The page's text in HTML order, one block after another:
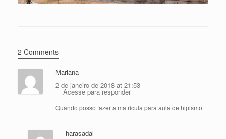
2 Comments
Mariana
2 de janeiro de 2018 at 21:53
Acesse para responder
Quando posso fazer a matrícula para aula de hipismo
harasadal